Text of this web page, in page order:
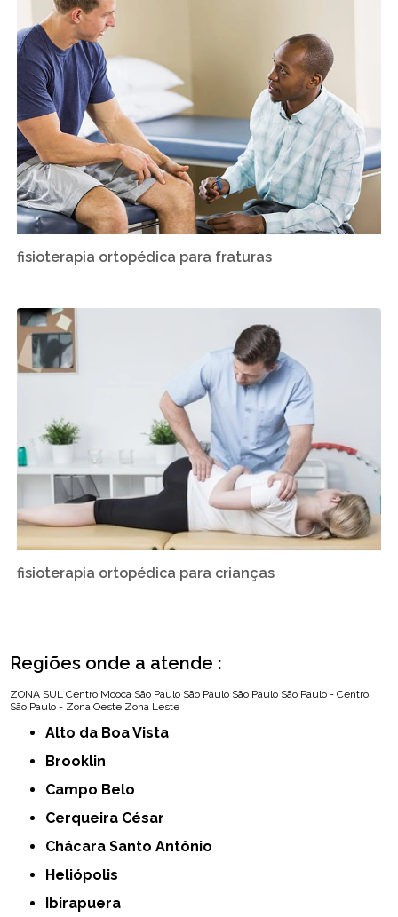
fisioterapia ortopédica para fraturas
fisioterapia ortopédica para crianças
Regiões onde a atende :
ZONA SUL Centro Mooca São Paulo São Paulo São Paulo São Paulo - Centro
São Paulo - Zona Oeste Zona Leste
Alto da Boa Vista
Brooklin
Campo Belo
Cerqueira César
Chácara Santo Antônio
Heliópolis
Ibirapuera